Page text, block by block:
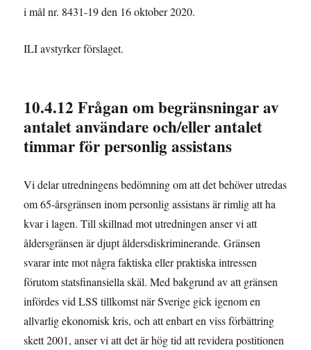
i mål nr. 8431-19 den 16 oktober 2020.
ILI avstyrker förslaget.
10.4.12 Frågan om begränsningar av
antalet användare och/eller antalet
timmar för personlig assistans
Vi delar utredningens bedömning om att det behöver utredas
om 65-årsgränsen inom personlig assistans är rimlig att ha
kvar i lagen. Till skillnad mot utredningen anser vi att
åldersgränsen är djupt åldersdiskriminerande. Gränsen
svarar inte mot några faktiska eller praktiska intressen
förutom statsfinansiella skäl. Med bakgrund av att gränsen
infördes vid LSS tillkomst när Sverige gick igenom en
allvarlig ekonomisk kris, och att enbart en viss förbättring
skett 2001, anser vi att det är hög tid att revidera postitionen